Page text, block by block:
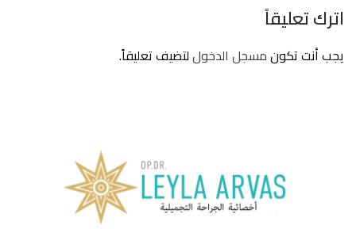
اترك تعليقاً
يجب أنت تكونمسجل الدخوللتضيف تعليقاً.